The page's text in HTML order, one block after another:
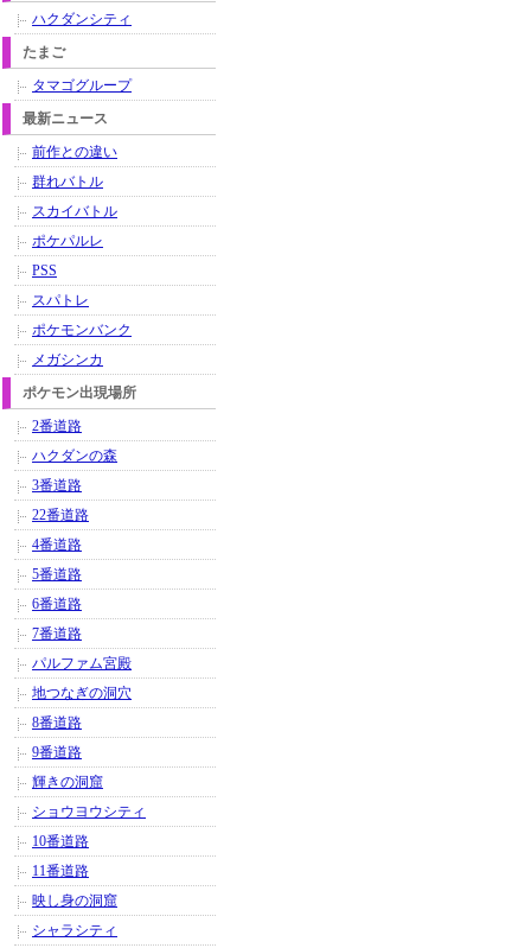
ハクダンシティ
たまご
タマゴグループ
最新ニュース
前作との違い
群れバトル
スカイバトル
ポケパルレ
PSS
スパトレ
ポケモンバンク
メガシンカ
ポケモン出現場所
2番道路
ハクダンの森
3番道路
22番道路
4番道路
5番道路
6番道路
7番道路
パルファム宮殿
地つなぎの洞穴
8番道路
9番道路
輝きの洞窟
ショウヨウシティ
10番道路
11番道路
映し身の洞窟
シャラシティ